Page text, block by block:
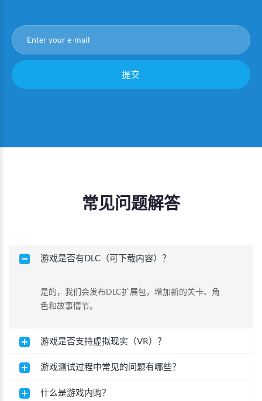
提交
常见问题解答
游戏是否有DLC（可下载内容）？
是的，我们会发布DLC扩展包，增加新的关卡、角
色和故事情节。
游戏是否支持虚拟现实（VR）？
游戏测试过程中常见的问题有哪些？
什么是游戏内购？